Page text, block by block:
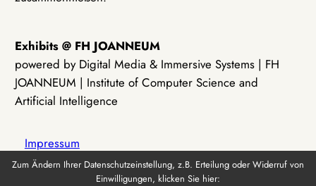
Exhibits @ FH JOANNEUM
powered by Digital Media & Immersive Systems | FH
JOANNEUM | Institute of Computer Science and
Artificial Intelligence
Impressum
Zum Ändern Ihrer Datenschutzeinstellung, z.B. Erteilung oder Widerruf von
Einwilligungen, klicken Sie hier: